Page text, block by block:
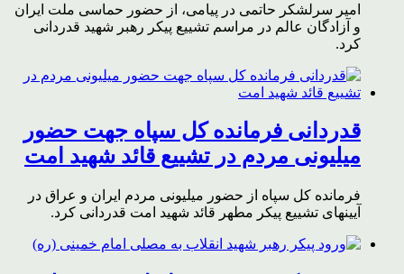
امیر سرلشکر حاتمی در پیامی، از حضور حماسی ملت ایران
و آزادگان عالم در مراسم تشییع پیکر رهبر شهید قدردانی
کرد.
قدردانی فرمانده کل سپاه جهت حضور
میلیونی مردم در تشییع قائد شهید امت
فرمانده کل سپاه از حضور میلیونی مردم ایران و عراق در
آیینهای تشییع پیکر مطهر قائد شهید امت قدردانی کرد.